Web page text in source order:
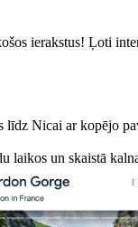
ierakstus! Ļoti
līdz Nicai ar kopējo
laikos un skaistā